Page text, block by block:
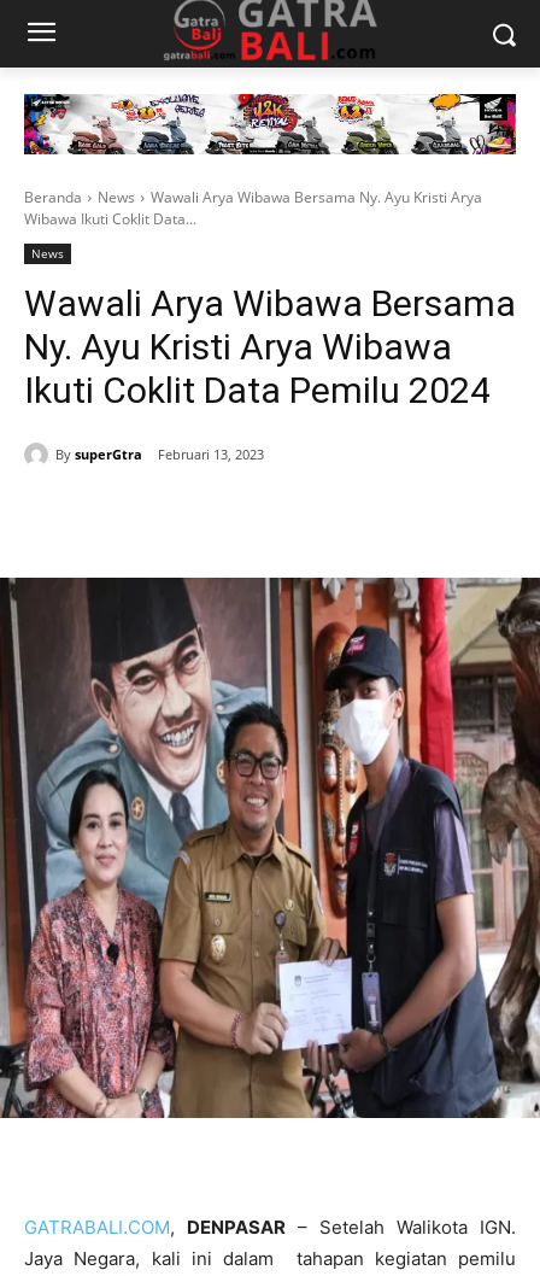
Beranda News
Wawali Arya Wibawa Bersama Ny. Ayu Kristi Arya
Wibawa Ikuti Coklit Data...
News
Wawali Arya Wibawa Bersama
Ny. Ayu Kristi Arya Wibawa
Ikuti Coklit Data Pemilu 2024
By superGtra Februari 13, 2023
GATRABALI.COM, DENPASAR – Setelah Walikota IGN.
Jaya Negara, kali ini dalam tahapan kegiatan pemilu